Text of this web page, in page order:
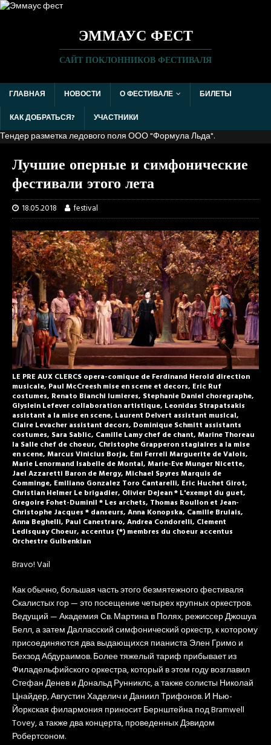
ЭММАУС ФЕСТ
САЙТ ПОКЛОННИКОВ ФЕСТИВАЛЯ
ГЛАВНАЯ НОВОСТИ О ФЕСТИВАЛЕ
БИЛЕТЫ
КАК ДОБРАТЬСЯ?
УЧАСТНИКИ
Тендер разметка ледового поляООО "Формула Льда".
Лучшие оперные и симфонические
фестивали этого лета
18.05.2018 festival
LE PRE AUX CLERCS opera-comique de Ferdinand Herold direction
musicale, Paul McCreesh mise en scene et decors, Eric Ruf
costumes, Renato Bianchi lumieres, Stephanie Daniel choregraphe,
Glyslein Lefever collaboration artistique, Leonidas Strapatsakis
assistant a la mise en scene, Laurent Delvert assistant musical,
Claire Levacher assistant decors, Dominique Schmitt assistants
costumes, Sara Sablic, Camille Lamy chef de chant, Marine Thoreau
la Salle chef de choeur, Christophe Grapperon stagiaires a la mise
en scene, Marcus Vinicius Borja, Emi Ferreli Marguerite de Valois,
Marie Lenormand Isabelle de Montal, Marie-Eve Munger Nicette,
Jael Azzaretti Baron de Mergy, Michael Spyres Marquis de
Comminge, Emiliano Gonzalez Toro Cantarelli, Eric Huchet Girot,
Christian Helmer Le brigadier, Olivier Dejean * L'exempt du guet,
Gregoire Fohet-Duminil * Les archets, Thomas Roullon et Jean-
Christophe Jacques * danseurs, Anna Konopska, Camille Brulais,
Anna Beghelli, Paul Canestraro, Andrea Condorelli, Clement
Ledisquay Choeur, accentus (*) membres du choeur accentus
Orchestre Gulbenkian
Bravo! Vail
Как обычно, большая часть этого безмятежного фестиваля
Скалистых гор — это посещение четырех крупных оркестров.
Ведущий — Академия Св. Мартина в Полях, режиссер Джошуа
Белл, а затем Далласский симфонический оркестр, к которому
присоединяются два выдающихся пианиста Элен Гримо и
Бехзод Абдураимов. Более тяжелый тариф прибывает из
Филадельфийского оркестра, который в этом году возглавил
Стефан Денев и Дональд Рунниклс, а также солисты Николай
Цнайдер, Августин Хаделич и Даниил Трифонов. И Нью-
Йоркская филармония приносит Бернштейна под Bramwell
Tovey, а также два концерта, проведенных Дэвидом
Робертсоном.